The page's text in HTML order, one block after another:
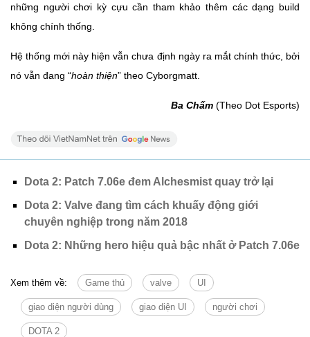
những người chơi kỳ cựu cần tham khảo thêm các dạng build
không chính thống.
Hệ thống mới này hiện vẫn chưa định ngày ra mắt chính thức, bởi
nó vẫn đang “hoàn thiện” theo Cyborgmatt.
Ba Chấm (Theo Dot Esports)
Dota 2: Patch 7.06e đem Alchesmist quay trở lại
Dota 2: Valve đang tìm cách khuấy động giới
chuyên nghiệp trong năm 2018
Dota 2: Những hero hiệu quả bậc nhất ở Patch 7.06e
Xem thêm về: Game thủ valve UI
giao diện người dùng giao diện UI người chơi
DOTA 2